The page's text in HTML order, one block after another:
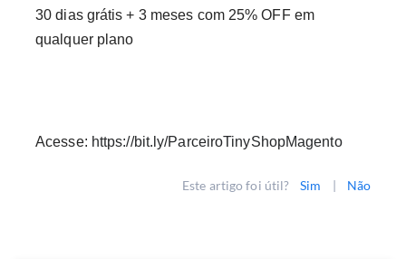
30 dias grátis + 3 meses com 25% OFF em
qualquer plano
Acesse: https://bit.ly/ParceiroTinyShopMagento
Este artigo foi útil? Sim | Não